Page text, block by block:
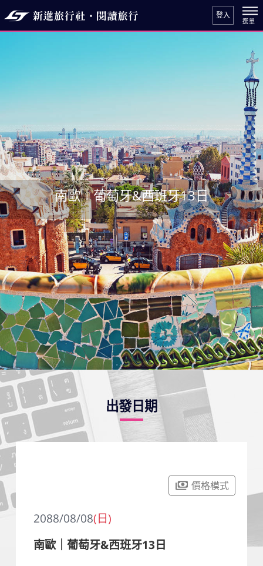
登入
南歐｜葡萄牙&西班牙13日
出發日期
價格模式
2088/08/08(日)
南歐｜葡萄牙&西班牙13日